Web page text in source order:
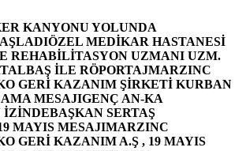
KANYONU YOLUNDA
ÖZEL MEDİKAR HASTANESİ
REHABİLİTASYON UZMANI UZM.
İLE RÖPORTAJMARZINC
GERİ KAZANIM ŞİRKETİ KURBAN
MESAJIGENÇ AN-KA
İZİNDEBAŞKAN SERTAŞ
MAYIS MESAJIMARZINC
GERİ KAZANIM A.Ş , 19 MAYIS